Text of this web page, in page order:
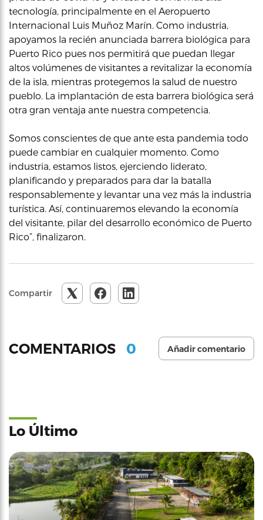
tecnología, principalmente en el Aeropuerto
Internacional Luis Muñoz Marín. Como industria,
apoyamos la recién anunciada barrera biológica para
Puerto Rico pues nos permitirá que puedan llegar
altos volúmenes de visitantes a revitalizar la economía
de la isla, mientras protegemos la salud de nuestro
pueblo. La implantación de esta barrera biológica será
otra gran ventaja ante nuestra competencia.
Somos conscientes de que ante esta pandemia todo
puede cambiar en cualquier momento. Como
industria, estamos listos, ejerciendo liderato,
planificando y preparados para dar la batalla
responsablemente y levantar una vez más la industria
turística. Así, continuaremos elevando la economía
del visitante, pilar del desarrollo económico de Puerto
Rico”, finalizaron.
Compartir
COMENTARIOS 0 Añadir comentario
Lo Último